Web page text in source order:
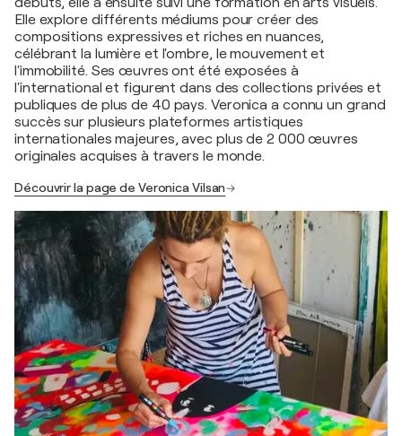
Elle explore différents médiums pour créer des
compositions expressives et riches en nuances,
célébrant la lumière et l'ombre, le mouvement et
l'immobilité. Ses œuvres ont été exposées à
l'international et figurent dans des collections privées et
publiques de plus de 40 pays. Veronica a connu un grand
succès sur plusieurs plateformes artistiques
internationales majeures, avec plus de 2 000 œuvres
originales acquises à travers le monde.
Découvrir la page de Veronica Vilsan